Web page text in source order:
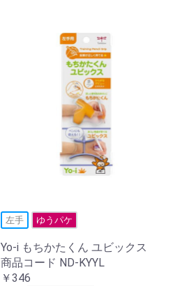
左手 ゆうパケ
Yo-i もちかたくん ユビックス
商品コード ND-KYYL
￥346